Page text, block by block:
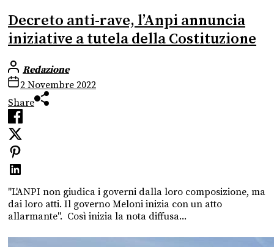
Decreto anti-rave, l’Anpi annuncia
iniziative a tutela della Costituzione
Redazione
2 Novembre 2022
Share
"L'ANPI non giudica i governi dalla loro composizione, ma
dai loro atti. Il governo Meloni inizia con un atto
allarmante". Così inizia la nota diffusa...